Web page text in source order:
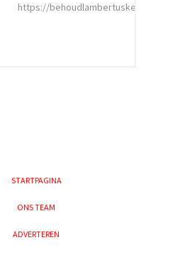
https://behoudlambertuskerkvessem.nl
STARTPAGINA
ONS TEAM
ADVERTEREN